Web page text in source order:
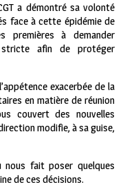
a démontré sa volonté
face à cette épidémie de
premières à demander
stricte afin de protéger
exacerbée de la
en matière de réunion
couvert des nouvelles
modifie, à sa guise,
nous fait poser quelques
de ces décisions.